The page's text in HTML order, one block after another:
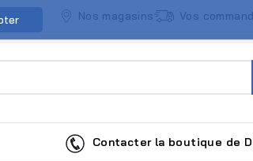
Nos magasins Vos
Contacter la boutique de